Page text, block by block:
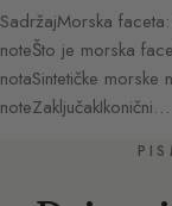
SadržajMorska
noteŠto je morska
notaSintetičke
noteZaključakIkonični…